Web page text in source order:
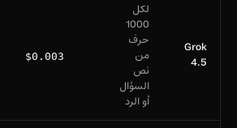
Grok
4.5
لكل
1000
حرف
من
نص
السؤال
أو الرد
$0.003